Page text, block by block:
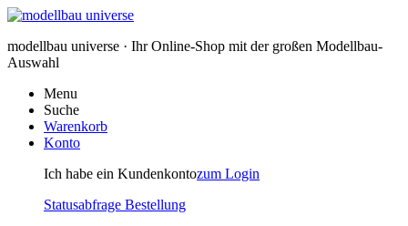
modellbau universe · Ihr Online-Shop mit der großen Modellbau-
Auswahl
Menu
Suche
Warenkorb
Konto
Ich habe ein Kundenkontozum Login
Statusabfrage Bestellung